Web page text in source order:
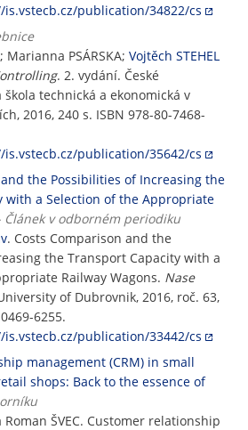
publication/34822/cs
; Marianna PSÁRSKA; Vojtěch STEHEL
. 2. vydání. České
škola technická a ekonomická v
2016, 240 s. ISBN 978-80-7468-
publication/35642/cs
the Possibilities of Increasing the
with a Selection of the Appropriate
Článek v odborném periodiku
. Costs Comparison and the
the Transport Capacity with a
Railway Wagons. Nase
of Dubrovnik, 2016, roč. 63,
6255.
publication/33442/cs
management (CRM) in small
shops: Back to the essence of
Roman ŠVEC. Customer relationship